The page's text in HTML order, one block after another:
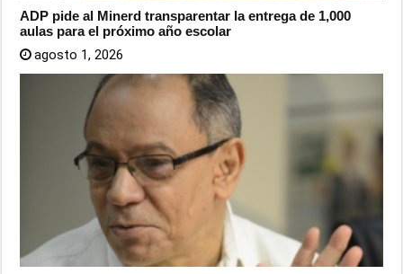
ADP pide al Minerd transparentar la entrega de 1,000
aulas para el próximo año escolar
agosto 1, 2026